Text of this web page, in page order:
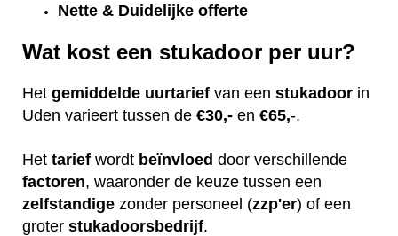
Nette & Duidelijke offerte
Wat kost een stukadoor per uur?
Het gemiddelde uurtarief van een stukadoor in
Uden varieert tussen de €30,- en €65,-.
Het tarief wordt beïnvloed door verschillende
factoren, waaronder de keuze tussen een
zelfstandige zonder personeel (zzp'er) of een
groter stukadoorsbedrijf.